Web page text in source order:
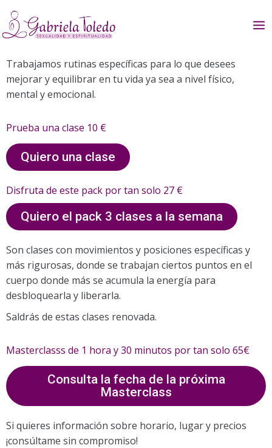
contenido
Trabajamos rutinas específicas para lo que desees
mejorar y equilibrar en tu vida ya sea a nivel físico,
mental y emocional.
Prueba una clase 10 €
Quiero una clase
Disfruta de este pack por tan solo 27 €
Quiero el pack 3 clases a la semana
Son clases con movimientos y posiciones específicas y
más rigurosas, donde se trabajan ciertos puntos en el
cuerpo donde más se acumula la energía para
desbloquearla y liberarla.
Saldrás de estas clases renovada.
Masterclasss de 1 hora y 30 minutos por tan solo 65€
Consulta la fecha de la próxima
Masterclass
Si quieres información sobre horario, lugar y precios
¡consúltame sin compromiso!